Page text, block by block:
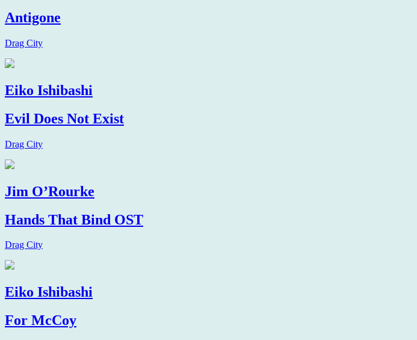
Antigone
Drag City
Eiko Ishibashi
Evil Does Not Exist
Drag City
Jim O’Rourke
Hands That Bind OST
Drag City
Eiko Ishibashi
For McCoy